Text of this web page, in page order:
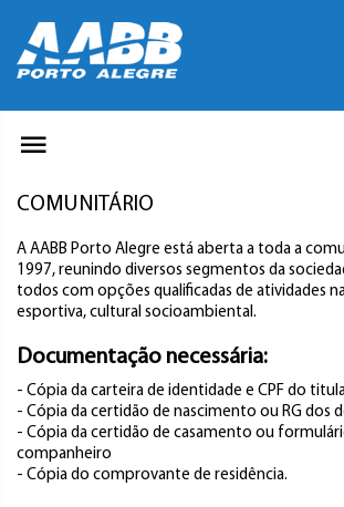
COMUNITÁRIO
A AABB Porto Alegre está aberta a toda a
1997, reunindo diversos segmentos da
todos com opções qualificadas de atividades
esportiva, cultural socioambiental.
Documentação necessária:
- Cópia da carteira de identidade e CPF do
- Cópia da certidão de nascimento ou RG dos
- Cópia da certidão de casamento ou
companheiro
- Cópia do comprovante de residência.